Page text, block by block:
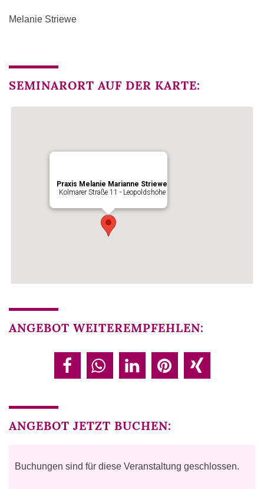
Melanie Striewe
SEMINARORT AUF DER KARTE:
Praxis Melanie Marianne Striewe
Kolmarer Straße 11 - Leopoldshöhe
ANGEBOT WEITEREMPFEHLEN:
ANGEBOT JETZT BUCHEN:
Buchungen sind für diese Veranstaltung geschlossen.